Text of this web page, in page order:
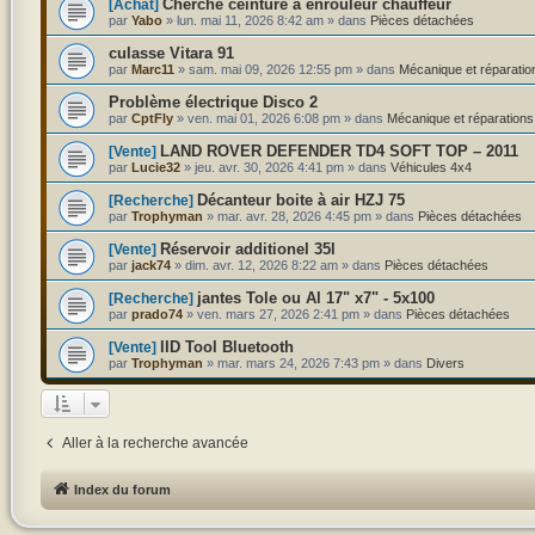
[Achat] Cherche ceinture à enrouleur chauffeur
par Yabo» lun. mai 11, 2026 8:42 am» dans Pièces détachées
culasse Vitara 91
par Marc11 » sam. mai 09, 2026 12:55 pm» dans Mécanique et
Problème électrique Disco 2
par CptFly» ven. mai 01, 2026 6:08 pm» dans Mécanique et réparations
[Vente] LAND ROVER DEFENDER TD4 SOFT TOP – 2011
par Lucie32» jeu. avr. 30, 2026 4:41 pm» dans Véhicules 4x4
[Recherche] Décanteur boite à air HZJ 75
par Trophyman » mar. avr. 28, 2026 4:45 pm» dans Pièces détachées
[Vente] Réservoir additionel 35l
par jack74» dim. avr. 12, 2026 8:22 am» dans Pièces détachées
[Recherche] jantes Tole ou Al 17" x7" - 5x100
par prado74» ven. mars 27, 2026 2:41 pm» dans Pièces détachées
[Vente] IID Tool Bluetooth
par Trophyman » mar. mars 24, 2026 7:43 pm» dans Divers
Aller à la recherche avancée
Index du forum